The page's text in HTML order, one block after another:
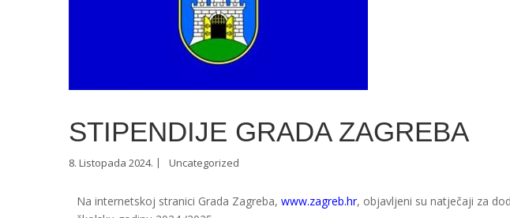
STIPENDIJE GRADA ZAGREBA
8. Listopada 2024. Uncategorized
Na internetskoj stranici Grada Zagreba, www.zagreb.hr, objavljeni su natječaji za